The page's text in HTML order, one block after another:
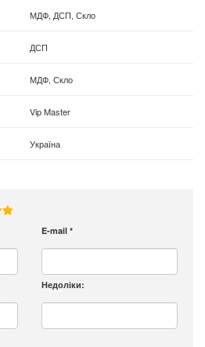
МДФ, ДСП, Скло
ДСП
МДФ, Скло
Vip Master
Україна
E-mail *
Недоліки: